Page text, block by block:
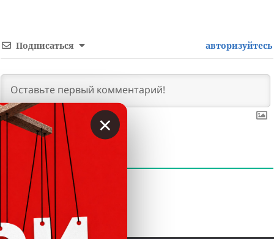
Подписаться авторизуйтесь
КОММЕНТАРИЕВ
×